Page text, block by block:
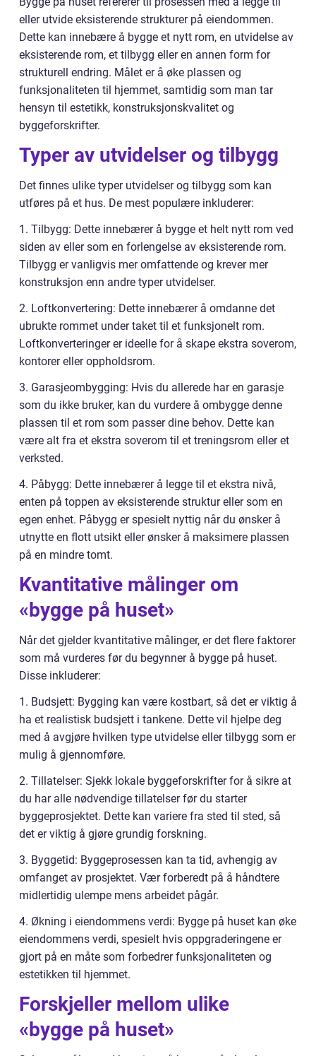
eller utvide eksisterende strukturer på eiendommen.
Dette kan innebære å bygge et nytt rom, en utvidelse av
eksisterende rom, et tilbygg eller en annen form for
strukturell endring. Målet er å øke plassen og
funksjonaliteten til hjemmet, samtidig som man tar
hensyn til estetikk, konstruksjonskvalitet og
byggeforskrifter.
Typer av utvidelser og tilbygg
Det finnes ulike typer utvidelser og tilbygg som kan
utføres på et hus. De mest populære inkluderer:
1. Tilbygg: Dette innebærer å bygge et helt nytt rom ved
siden av eller som en forlengelse av eksisterende rom.
Tilbygg er vanligvis mer omfattende og krever mer
konstruksjon enn andre typer utvidelser.
2. Loftkonvertering: Dette innebærer å omdanne det
ubrukte rommet under taket til et funksjonelt rom.
Loftkonverteringer er ideelle for å skape ekstra soverom,
kontorer eller oppholdsrom.
3. Garasjeombygging: Hvis du allerede har en garasje
som du ikke bruker, kan du vurdere å ombygge denne
plassen til et rom som passer dine behov. Dette kan
være alt fra et ekstra soverom til et treningsrom eller et
verksted.
4. Påbygg: Dette innebærer å legge til et ekstra nivå,
enten på toppen av eksisterende struktur eller som en
egen enhet. Påbygg er spesielt nyttig når du ønsker å
utnytte en flott utsikt eller ønsker å maksimere plassen
på en mindre tomt.
Kvantitative målinger om
«bygge på huset»
Når det gjelder kvantitative målinger, er det flere faktorer
som må vurderes før du begynner å bygge på huset.
Disse inkluderer:
1. Budsjett: Bygging kan være kostbart, så det er viktig å
ha et realistisk budsjett i tankene. Dette vil hjelpe deg
med å avgjøre hvilken type utvidelse eller tilbygg som er
mulig å gjennomføre.
2. Tillatelser: Sjekk lokale byggeforskrifter for å sikre at
du har alle nødvendige tillatelser før du starter
byggeprosjektet. Dette kan variere fra sted til sted, så
det er viktig å gjøre grundig forskning.
3. Byggetid: Byggeprosessen kan ta tid, avhengig av
omfanget av prosjektet. Vær forberedt på å håndtere
midlertidig ulempe mens arbeidet pågår.
4. Økning i eiendommens verdi: Bygge på huset kan øke
eiendommens verdi, spesielt hvis oppgraderingene er
gjort på en måte som forbedrer funksjonaliteten og
estetikken til hjemmet.
Forskjeller mellom ulike
«bygge på huset»